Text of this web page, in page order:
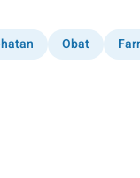
Obat